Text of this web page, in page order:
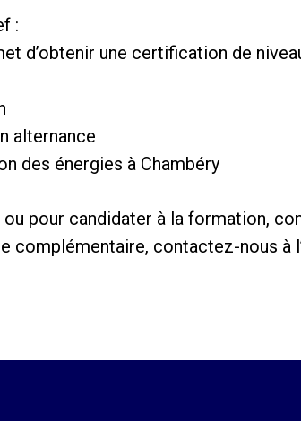
:
d’obtenir une certification de
alternance
des énergies à Chambéry
ou pour candidater à la formation,
complémentaire, contactez-nous à